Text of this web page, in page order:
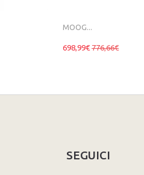
MOOG...
698,99€ 776,66€
SEGUICI